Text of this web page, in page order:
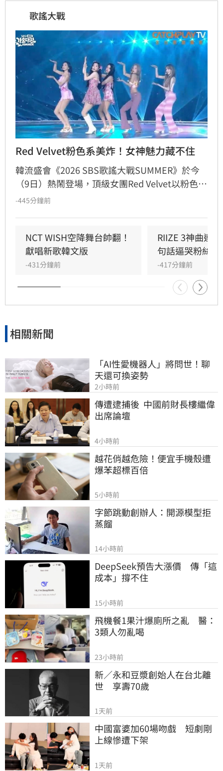
歌謠大戰
Red Velvet粉色系美炸！女神魅力藏不住
韓流盛會《2026 SBS歌謠大戰SUMMER》於今
（9日）熱鬧登場，頂級女團Red Velvet以粉色系
精緻造型驚艷亮相，展現夏日女王強大氣場。此
House Groove巧妙融合，曲風清爽且具質感。
成員們以優雅且帶有度假感的舞蹈動作，完美詮
釋歌曲的波浪律動，將夏日氛圍推向最高點。儘
管僅演出單曲，Red Velvet仍憑藉成熟且活潑的
舞台魅力，成功吸引全場目光，為粉絲帶來一場
視覺與聽覺的夏日饗宴。
-445分鐘前
NCT WISH空降舞台帥翻！
獻唱新歌韓文版
-431分鐘前
RIIZE 3神曲連
句話逼哭粉絲
-417分鐘前
相關新聞
「AI性愛機器人」將問世！聊
天還可換姿勢
2小時前
傳遭逮捕後  中國前財長樓繼偉
出席論壇
4小時前
越花俏越危險！便宜手機殼遭
爆苯超標百倍
5小時前
字節跳動創辦人：開源模型拒
蒸餾
14小時前
DeepSeek預告大漲價　傳「這
成本」撐不住
15小時前
飛機餐1果汁爆廁所之亂　醫：
3類人勿亂喝
23小時前
新／永和豆漿創始人在台北離
世　享壽70歲
1天前
中國富婆加60場吻戲　短劇剛
上線慘遭下架
1天前